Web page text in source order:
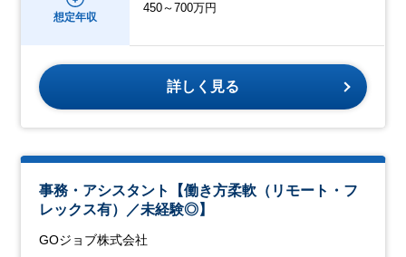
想定年収
450～700万円
詳しく見る
事務・アシスタント【働き方柔軟（リモート・フ
レックス有）／未経験◎】
GOジョブ株式会社